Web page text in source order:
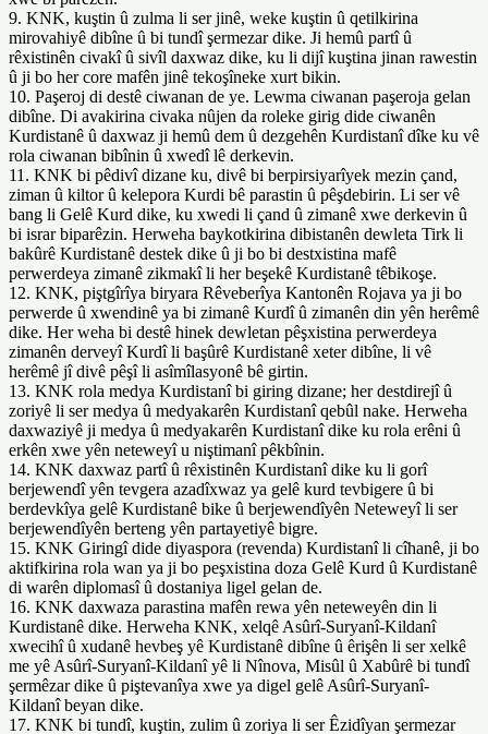
9. KNK, kuştin û zulma li ser jinê, weke kuştin û qetilkirina
mirovahiyê dibîne û bi tundî şermezar dike. Ji hemû partî û
rêxistinên civakî û sivîl daxwaz dike, ku li dijî kuştina jinan rawestin
û ji bo her core mafên jinê tekoşîneke xurt bikin.
10. Paşeroj di destê ciwanan de ye. Lewma ciwanan paşeroja gelan
dibîne. Di avakirina civaka nûjen da roleke girig dide ciwanên
Kurdistanê û daxwaz ji hemû dem û dezgehên Kurdistanî dîke ku vê
rola ciwanan bibînin û xwedî lê derkevin.
11. KNK bi pêdivî dizane ku, divê bi berpirsiyarîyek mezin çand,
ziman û kiltor û kelepora Kurdi bê parastin û pêşdebirin. Li ser vê
bang li Gelê Kurd dike, ku xwedi li çand û zimanê xwe derkevin û
bi israr biparêzin. Herweha baykotkirina dibistanên dewleta Tirk li
bakûrê Kurdistanê destek dike û ji bo bi destxistina mafê
perwerdeya zimanê zikmakî li her beşekê Kurdistanê têbikoşe.
12. KNK, piştgîrîya biryara Rêveberîya Kantonên Rojava ya ji bo
perwerde û xwendinê ya bi zimanê Kurdî û zimanên din yên herêmê
dike. Her weha bi destê hinek dewletan pêşxistina perwerdeya
zimanên derveyî Kurdî li başûrê Kurdistanê xeter dibîne, li vê
herêmê jî divê pêşî li asîmîlasyonê bê girtin.
13. KNK rola medya Kurdistanî bi giring dizane; her destdirejî û
zoriyê li ser medya û medyakarên Kurdistanî qebûl nake. Herweha
daxwaziyê ji medya û medyakarên Kurdistanî dike ku rola erêni û
erkên xwe yên neteweyî u niştimanî pêkbînin.
14. KNK daxwaz partî û rêxistinên Kurdistanî dike ku li gorî
berjewendî yên tevgera azadîxwaz ya gelê kurd tevbigere û bi
berdevkîya gelê Kurdistanê bike û berjewendîyên Neteweyî li ser
berjewendîyên berteng yên partayetiyê bigre.
15. KNK Giringî dide diyaspora (revenda) Kurdistanî li cîhanê, ji bo
aktifkirina rola wan ya ji bo peşxistina doza Gelê Kurd û Kurdistanê
di warên diplomasî û dostaniya ligel gelan de.
16. KNK daxwaza parastina mafên rewa yên neteweyên din li
Kurdistanê dike. Herweha KNK, xelqê Asûrî-Suryanî-Kildanî
xwecihî û xudanê hevbeş yê Kurdistanê dibîne û êrişên li ser xelkê
me yê Asûrî-Suryanî-Kildanî yê li Nînova, Misûl û Xabûrê bi tundî
şermêzar dike û piştevanîya xwe ya digel gelê Asûrî-Suryanî-
Kildanî beyan dike.
17. KNK bi tundî, kuştin, zulim û zoriya li ser Êzidîyan şermezar